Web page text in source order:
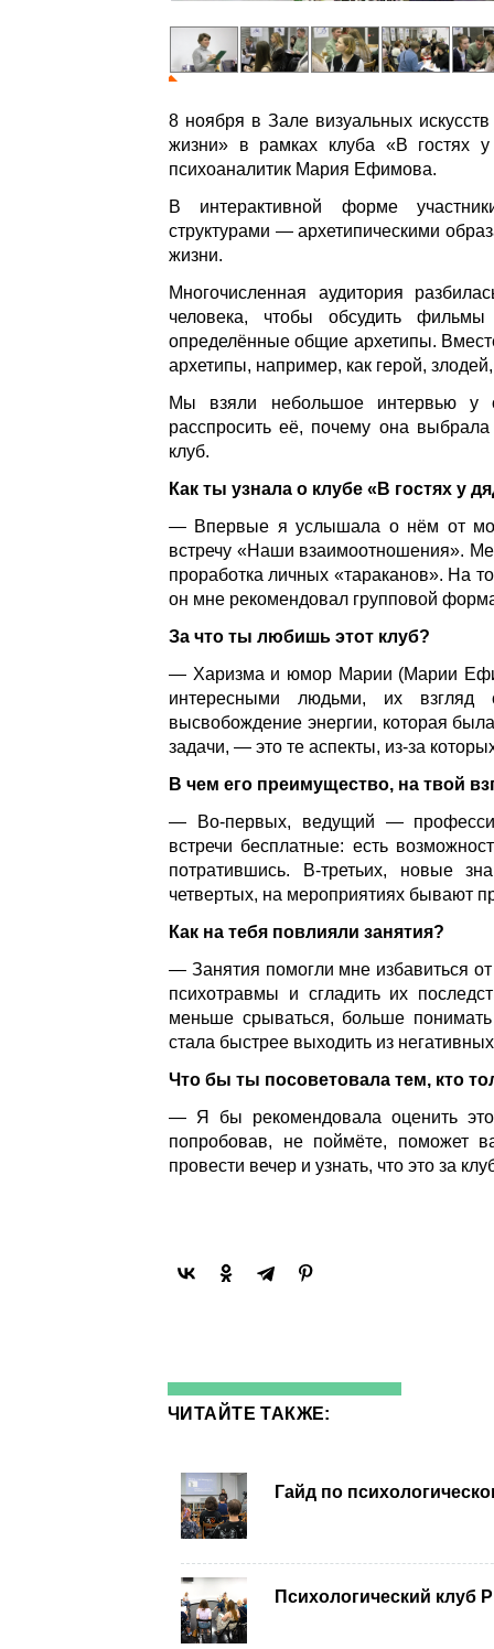
8 ноября в Зале визуальных
жизни» в рамках клуба «В гостях
психоаналитик Мария Ефимова.
В интерактивной форме
структурами — архетипическими
жизни.
Многочисленная аудитория
человека, чтобы обсудить
определённые общие архетипы.
архетипы, например, как герой,
Мы взяли небольшое интервью у
расспросить её, почему она
клуб.
Как ты узнала о клубе «В гостях у
— Впервые я услышала о нём от
встречу «Наши взаимоотношения».
проработка личных «тараканов». На
он мне рекомендовал групповой
За что ты любишь этот клуб?
— Харизма и юмор Марии (Марии
интересными людьми, их взгляд
высвобождение энергии, которая
задачи, — это те аспекты, из-за
В чем его преимущество, на твой
— Во-первых, ведущий —
встречи бесплатные: есть
потратившись. В-третьих, новые
четвертых, на мероприятиях бывают
Как на тебя повлияли занятия?
— Занятия помогли мне избавиться от
психотравмы и сгладить их
меньше срываться, больше
стала быстрее выходить из
Что бы ты посоветовала тем, кто
— Я бы рекомендовала оценить
попробовав, не поймёте, поможет
провести вечер и узнать, что это за
ЧИТАЙТЕ ТАКЖЕ:
Гайд по
Психологический клуб